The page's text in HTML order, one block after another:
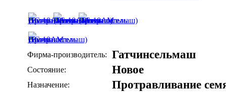
Фирма-производитель: Гатчинсельмаш
Состояние: Новое
Назначение: Протравливание